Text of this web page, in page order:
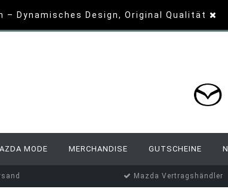
– Dynamisches Design, Original Qualität
MODE MERCHANDISE GUTSCHEINE
Mazda Vertragshändler